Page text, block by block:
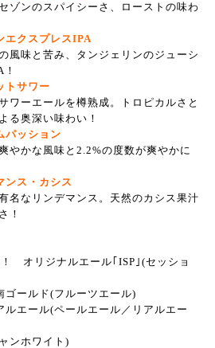
ゾンのスパイシーさ、ローストの味わ
クスプレスIPA
風味と苦み、タンジェリンのジューシ
トサワー
ワーエールを樽熟成。トロピカルさと
る奥深い味わい！
ッション
やかな風味と2.2%の度数が爽やかに
ス・カシス
名なリンデマンス。天然のカシス果汁
！
オリジナルエール｢ISP｣(セッショ
ールド(フルーツエール)
エール(ペールエール／リアルエー
ンホワイト)